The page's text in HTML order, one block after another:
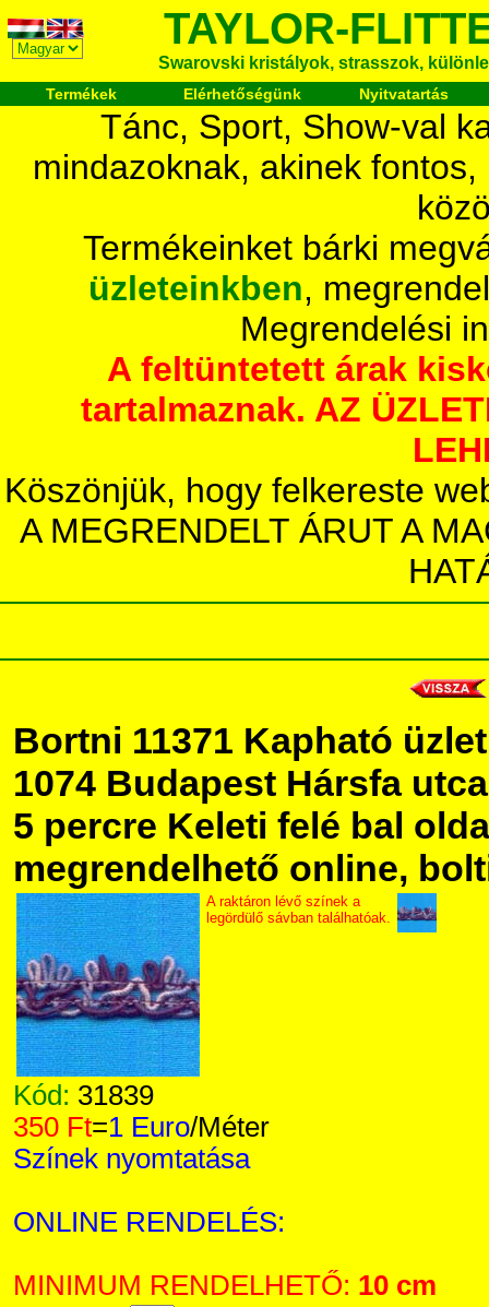
TAYLOR-
Swarovski kristályok, strasszok,
Termékek Elérhetőségünk Nyitvatartás
Tánc, Sport, Show-val
mindazoknak, akinek
Termékeinket bárki
üzleteinkben,
Megrendelési
A feltüntetett árak
tartalmaznak. AZ
Köszönjük, hogy felkereste
A MEGRENDELT ÁRUT A
Bortni 11371 Kapható
1074 Budapest Hársfa
5 percre Keleti felé bal
megrendelhető online,
A raktáron lévő színek a
legördülő sávban találhatóak.
Kód: 31839
350 Ft=1 Euro/Méter
Színek nyomtatása
ONLINE RENDELÉS:
MINIMUM RENDELHETŐ: 10 cm